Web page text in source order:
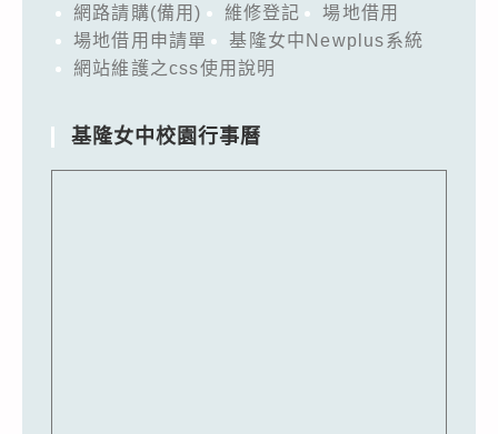
網路請購(備用)
維修登記
場地借用
場地借用申請單
基隆女中Newplus系統
網站維護之css使用說明
基隆女中校園行事曆